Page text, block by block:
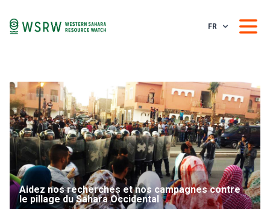
FR
Aidez nos recherches et nos campagnes contre
le pillage du Sahara Occidental